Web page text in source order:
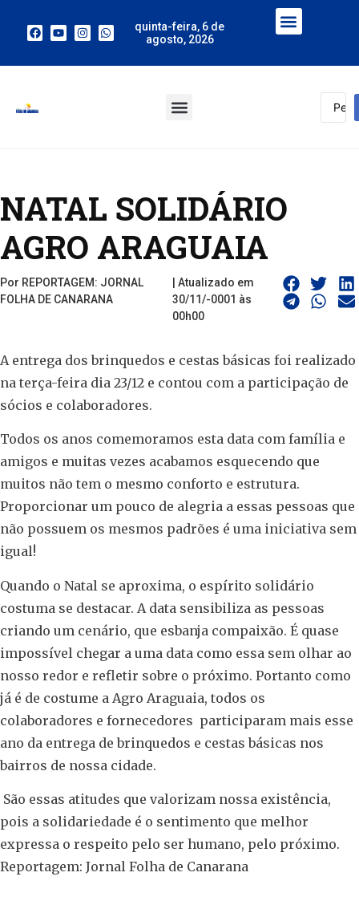
quinta-feira, 6 de
agosto, 2026
NATAL SOLIDÁRIO 
AGRO ARAGUAIA
Por REPORTAGEM: JORNAL
FOLHA DE CANARANA
| Atualizado em
30/11/-0001 às
00h00
A entrega dos brinquedos e cestas básicas foi realizado
na terça-feira dia 23/12 e contou com a participação de
sócios e colaboradores.
Todos os anos comemoramos esta data com família e
amigos e muitas vezes acabamos esquecendo que
muitos não tem o mesmo conforto e estrutura.
Proporcionar um pouco de alegria a essas pessoas que
não possuem os mesmos padrões é uma iniciativa sem
igual!
Quando o Natal se aproxima, o espírito solidário
costuma se destacar. A data sensibiliza as pessoas
criando um cenário, que esbanja compaixão. É quase
impossível chegar a uma data como essa sem olhar ao
nosso redor e refletir sobre o próximo. Portanto como
já é de costume a Agro Araguaia, todos os
colaboradores e fornecedores participaram mais esse
ano da entrega de brinquedos e cestas básicas nos
bairros de nossa cidade.
São essas atitudes que valorizam nossa existência,
pois a solidariedade é o sentimento que melhor
expressa o respeito pelo ser humano, pelo próximo.
Reportagem: Jornal Folha de Canarana